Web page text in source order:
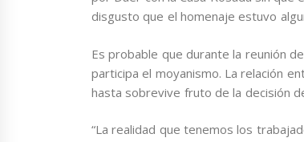
disgusto que el homenaje estuvo
Es probable que durante la reunión
participa el moyanismo. La relación
hasta sobrevive fruto de la decisión
“La realidad que tenemos los